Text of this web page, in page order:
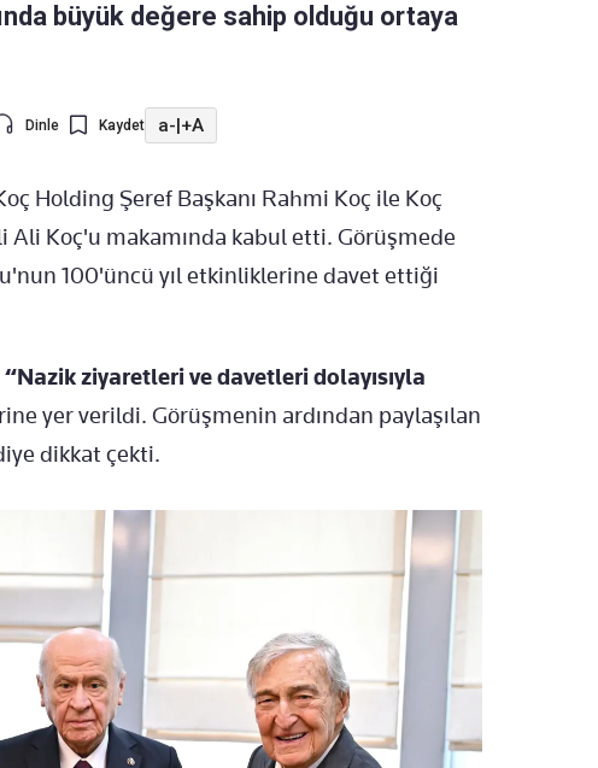
büyük değere sahip olduğu ortaya
Dinle Kaydet a-|+A
Holding Şeref Başkanı Rahmi Koç ile Koç
Koç'u makamında kabul etti. Görüşmede
100'üncü yıl etkinliklerine davet ettiği
“Nazik ziyaretleri ve davetleri dolayısıyla
yer verildi. Görüşmenin ardından paylaşılan
dikkat çekti.